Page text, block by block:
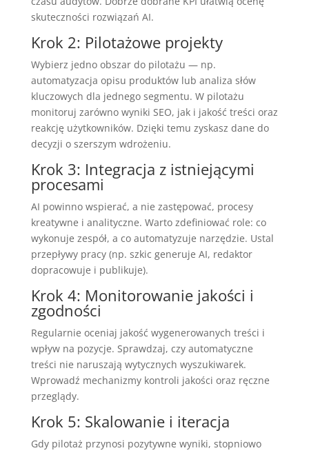
skuteczności rozwiązań AI.
Krok 2: Pilotażowe projekty
Wybierz jedno obszar do pilotażu — np.
automatyzacja opisu produktów lub analiza słów
kluczowych dla jednego segmentu. W pilotażu
monitoruj zarówno wyniki SEO, jak i jakość treści oraz
reakcję użytkowników. Dzięki temu zyskasz dane do
decyzji o szerszym wdrożeniu.
Krok 3: Integracja z istniejącymi
procesami
AI powinno wspierać, a nie zastępować, procesy
kreatywne i analityczne. Warto zdefiniować role: co
wykonuje zespół, a co automatyzuje narzędzie. Ustal
przepływy pracy (np. szkic generuje AI, redaktor
dopracowuje i publikuje).
Krok 4: Monitorowanie jakości i
zgodności
Regularnie oceniaj jakość wygenerowanych treści i
wpływ na pozycje. Sprawdzaj, czy automatyczne
treści nie naruszają wytycznych wyszukiwarek.
Wprowadź mechanizmy kontroli jakości oraz ręczne
przeglądy.
Krok 5: Skalowanie i iteracja
Gdy pilotaż przynosi pozytywne wyniki, stopniowo